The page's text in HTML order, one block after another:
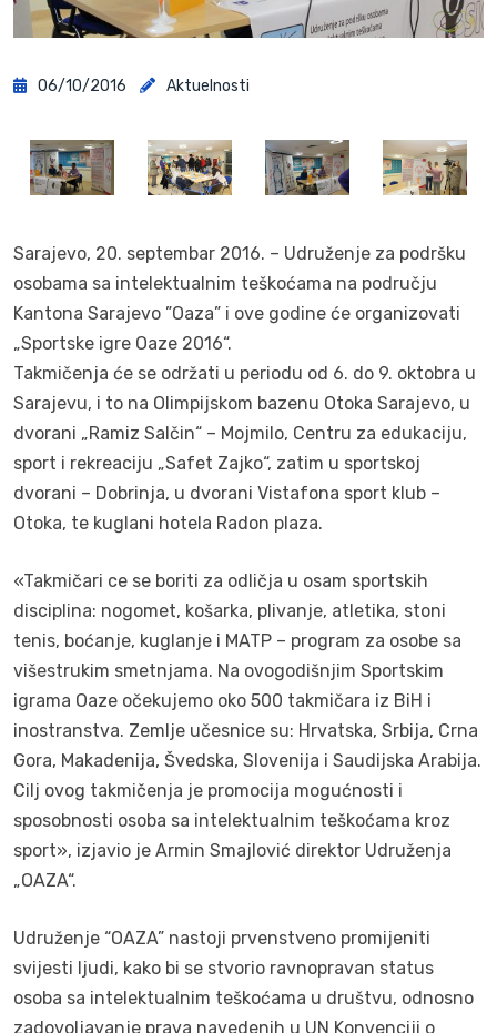
06/10/2016 Aktuelnosti
Sarajevo, 20. septembar 2016. – Udruženje za podršku
osobama sa intelektualnim teškoćama na području
Kantona Sarajevo ”Oaza” i ove godine će organizovati
„Sportske igre Oaze 2016“.
Takmičenja će se održati u periodu od 6. do 9. oktobra u
Sarajevu, i to na Olimpijskom bazenu Otoka Sarajevo, u
dvorani „Ramiz Salčin“ – Mojmilo, Centru za edukaciju,
sport i rekreaciju „Safet Zajko“, zatim u sportskoj
dvorani – Dobrinja, u dvorani Vistafona sport klub –
Otoka, te kuglani hotela Radon plaza.
«Takmičari ce se boriti za odličja u osam sportskih
disciplina: nogomet, košarka, plivanje, atletika, stoni
tenis, boćanje, kuglanje i MATP – program za osobe sa
višestrukim smetnjama. Na ovogodišnjim Sportskim
igrama Oaze očekujemo oko 500 takmičara iz BiH i
inostranstva. Zemlje učesnice su: Hrvatska, Srbija, Crna
Gora, Makadenija, Švedska, Slovenija i Saudijska Arabija.
Cilj ovog takmičenja je promocija mogućnosti i
sposobnosti osoba sa intelektualnim teškoćama kroz
sport», izjavio je Armin Smajlović direktor Udruženja
„OAZA“.
Udruženje “OAZA” nastoji prvenstveno promijeniti
svijesti ljudi, kako bi se stvorio ravnopravan status
osoba sa intelektualnim teškoćama u društvu, odnosno
zadovoljavanje prava navedenih u UN Konvenciji o